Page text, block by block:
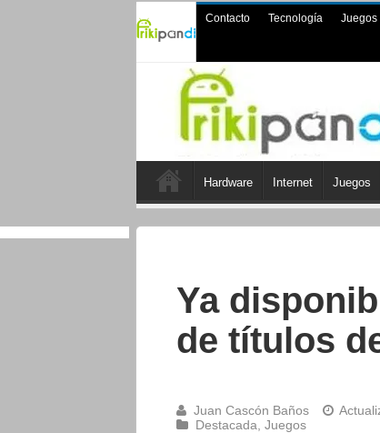
Contacto Tecnología Juegos
Hardware Internet Juegos
Ya
de títulos
Juan Cascón Baños
Destacada Juegos